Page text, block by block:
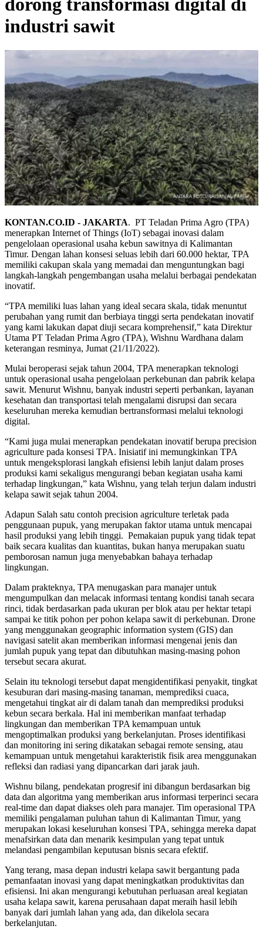
industri sawit
KONTAN.CO.ID - JAKARTA. PT Teladan Prima Agro (TPA)
menerapkan Internet of Things (IoT) sebagai inovasi dalam
pengelolaan operasional usaha kebun sawitnya di Kalimantan
Timur. Dengan lahan konsesi seluas lebih dari 60.000 hektar, TPA
memiliki cakupan skala yang memadai dan menguntungkan bagi
langkah-langkah pengembangan usaha melalui berbagai pendekatan
inovatif.
“TPA memiliki luas lahan yang ideal secara skala, tidak menuntut
perubahan yang rumit dan berbiaya tinggi serta pendekatan inovatif
yang kami lakukan dapat diuji secara komprehensif,” kata Direktur
Utama PT Teladan Prima Agro (TPA), Wishnu Wardhana dalam
keterangan resminya, Jumat (21/11/2022).
Mulai beroperasi sejak tahun 2004, TPA menerapkan teknologi
untuk operasional usaha pengelolaan perkebunan dan pabrik kelapa
sawit. Menurut Wishnu, banyak industri seperti perbankan, layanan
kesehatan dan transportasi telah mengalami disrupsi dan secara
keseluruhan mereka kemudian bertransformasi melalui teknologi
digital.
“Kami juga mulai menerapkan pendekatan inovatif berupa precision
agriculture pada konsesi TPA. Inisiatif ini memungkinkan TPA
untuk mengeksplorasi langkah efisiensi lebih lanjut dalam proses
produksi kami sekaligus mengurangi beban kegiatan usaha kami
terhadap lingkungan,” kata Wishnu, yang telah terjun dalam industri
kelapa sawit sejak tahun 2004.
Adapun Salah satu contoh precision agriculture terletak pada
penggunaan pupuk, yang merupakan faktor utama untuk mencapai
hasil produksi yang lebih tinggi. Pemakaian pupuk yang tidak tepat
baik secara kualitas dan kuantitas, bukan hanya merupakan suatu
pemborosan namun juga menyebabkan bahaya terhadap
lingkungan.
Dalam prakteknya, TPA menugaskan para manajer untuk
mengumpulkan dan melacak informasi tentang kondisi tanah secara
rinci, tidak berdasarkan pada ukuran per blok atau per hektar tetapi
sampai ke titik pohon per pohon kelapa sawit di perkebunan. Drone
yang menggunakan geographic information system (GIS) dan
navigasi satelit akan memberikan informasi mengenai jenis dan
jumlah pupuk yang tepat dan dibutuhkan masing-masing pohon
tersebut secara akurat.
Selain itu teknologi tersebut dapat mengidentifikasi penyakit, tingkat
kesuburan dari masing-masing tanaman, memprediksi cuaca,
mengetahui tingkat air di dalam tanah dan memprediksi produksi
kebun secara berkala. Hal ini memberikan manfaat terhadap
lingkungan dan memberikan TPA kemampuan untuk
mengoptimalkan produksi yang berkelanjutan. Proses identifikasi
dan monitoring ini sering dikatakan sebagai remote sensing, atau
kemampuan untuk mengetahui karakteristik fisik area menggunakan
refleksi dan radiasi yang dipancarkan dari jarak jauh.
Wishnu bilang, pendekatan progresif ini dibangun berdasarkan big
data dan algoritma yang memberikan arus informasi terperinci secara
real-time dan dapat diakses oleh para manajer. Tim operasional TPA
memiliki pengalaman puluhan tahun di Kalimantan Timur, yang
merupakan lokasi keseluruhan konsesi TPA, sehingga mereka dapat
menafsirkan data dan menarik kesimpulan yang tepat untuk
melandasi pengambilan keputusan bisnis secara efektif.
Yang terang, masa depan industri kelapa sawit bergantung pada
pemanfaatan inovasi yang dapat meningkatkan produktivitas dan
efisiensi. Ini akan mengurangi kebutuhan perluasan areal kegiatan
usaha kelapa sawit, karena perusahaan dapat meraih hasil lebih
banyak dari jumlah lahan yang ada, dan dikelola secara
berkelanjutan.